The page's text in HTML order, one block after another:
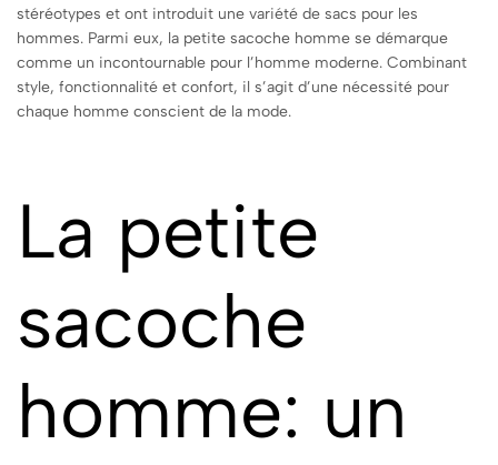
stéréotypes et ont introduit une variété de sacs pour les
hommes. Parmi eux, la petite sacoche homme se démarque
comme un incontournable pour l’homme moderne. Combinant
style, fonctionnalité et confort, il s’agit d’une nécessité pour
chaque homme conscient de la mode.
La petite
sacoche
homme: un